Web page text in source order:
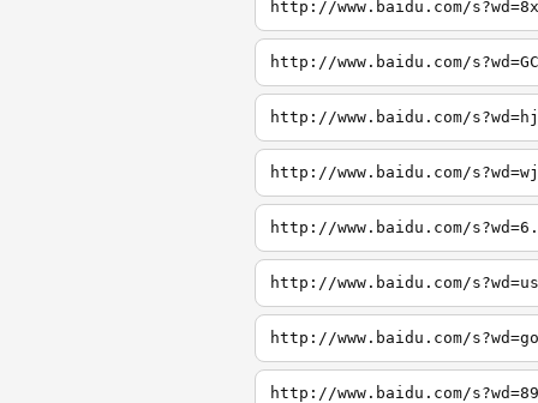
http://www.baidu.com/
http://www.baidu.com/
http://www.baidu.com/
http://www.baidu.com/
http://www.baidu.com/
http://www.baidu.com/
http://www.baidu.com/
http://www.baidu.com/